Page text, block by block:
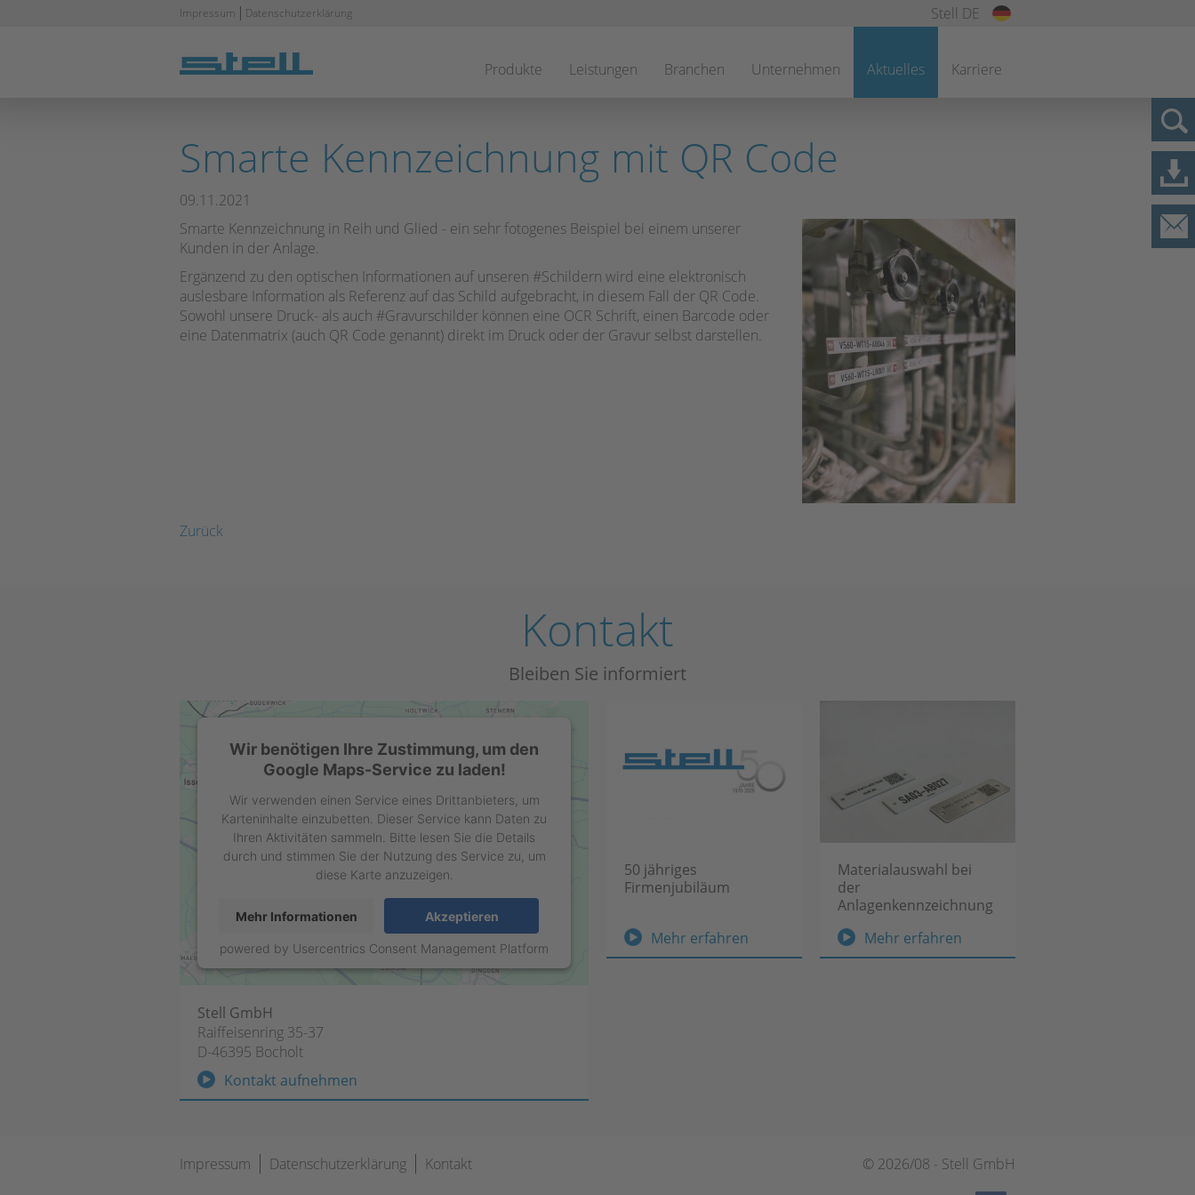
Produkte Leistungen Branchen Unternehmen Aktuelles
Karriere
Stell DE
Navigation
Impressum Datenschutzerklärung
Smarte Kennzeichnung mit QR Code
09.11.2021
Smarte Kennzeichnung in Reih und Glied - ein sehr fotogenes Beispiel bei einem unserer
Kunden in der Anlage.
Ergänzend zu den optischen Informationen auf unseren #Schildern wird eine elektronisch
auslesbare Information als Referenz auf das Schild aufgebracht, in diesem Fall der QR Code.
Sowohl unsere Druck- als auch #Gravurschilder können eine OCR Schrift, einen Barcode oder
eine Datenmatrix (auch QR Code genannt) direkt im Druck oder der Gravur selbst darstellen.
Zurück
Kontakt
Bleiben Sie informiert
Wir benötigen Ihre Zustimmung, um den
Google Maps-Service zu laden!
Wir verwenden einen Service eines Drittanbieters, um
Karteninhalte einzubetten. Dieser Service kann Daten zu
Ihren Aktivitäten sammeln. Bitte lesen Sie die Details
durch und stimmen Sie der Nutzung des Service zu, um
diese Karte anzuzeigen.
Mehr Informationen Akzeptieren
powered by Usercentrics Consent Management Platform
Stell GmbH
Raiffeisenring 35-37
D-46395 Bocholt
Kontakt aufnehmen
50 jähriges
Firmenjubiläum
Mehr erfahren
jähriges
Materialauswahl bei
der
Anlagenkennzeichnung
Mehr erfahren
bei
Navigation
Impressum Datenschutzerklärung Kontakt © 2026/08 - Stell GmbH